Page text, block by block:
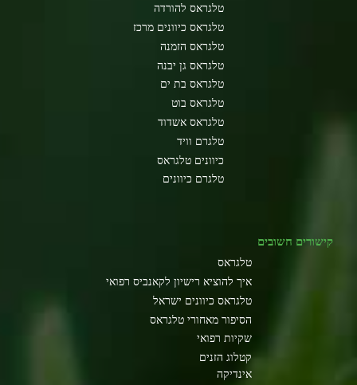
טלגראס להורדה
טלגראס כיוונים מרכז
טלגראס הזמנה
טלגראס גן יבנה
טלגראס בת ים
טלגראס בוט
טלגראס אשדוד
טלגרם וויד
כיוונים טלגראס
טלגרם כיוונים
קישורים חשובים
טלגראס
איך להוציא רישיון לקאנביס רפואי
טלגראס כיוונים ישראל
הסיפור מאחורי טלגראס
שקיות רפואי
קטלוג הזנים
אינדיקה